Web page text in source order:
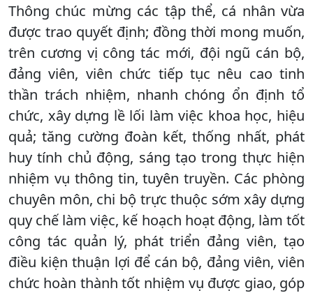
Thông chúc mừng các tập thể, cá nhân vừa
được trao quyết định; đồng thời mong muốn,
trên cương vị công tác mới, đội ngũ cán bộ,
đảng viên, viên chức tiếp tục nêu cao tinh
thần trách nhiệm, nhanh chóng ổn định tổ
chức, xây dựng lề lối làm việc khoa học, hiệu
quả; tăng cường đoàn kết, thống nhất, phát
huy tính chủ động, sáng tạo trong thực hiện
nhiệm vụ thông tin, tuyên truyền. Các phòng
chuyên môn, chi bộ trực thuộc sớm xây dựng
quy chế làm việc, kế hoạch hoạt động, làm tốt
công tác quản lý, phát triển đảng viên, tạo
điều kiện thuận lợi để cán bộ, đảng viên, viên
chức hoàn thành tốt nhiệm vụ được giao, góp